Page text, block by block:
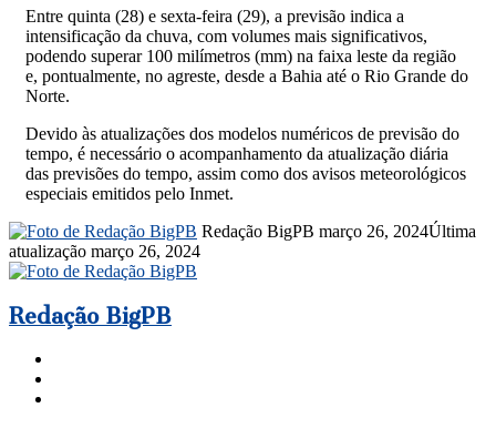
Entre quinta (28) e sexta-feira (29), a previsão indica a
intensificação da chuva, com volumes mais significativos,
podendo superar 100 milímetros (mm) na faixa leste da região
e, pontualmente, no agreste, desde a Bahia até o Rio Grande do
Norte.
Devido às atualizações dos modelos numéricos de previsão do
tempo, é necessário o acompanhamento da atualização diária
das previsões do tempo, assim como dos avisos meteorológicos
especiais emitidos pelo Inmet.
Redação BigPB Mande
março 26, 2024Última
atualização março 26, 2024
Redação BigPB